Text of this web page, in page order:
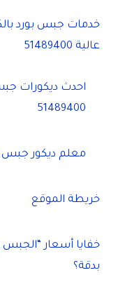
خدمات جبس بورد
عالية 51489400
51489400
معلم ديكور جبس بورد
خريطة الموقع
خفايا أسعار
بدقة؟